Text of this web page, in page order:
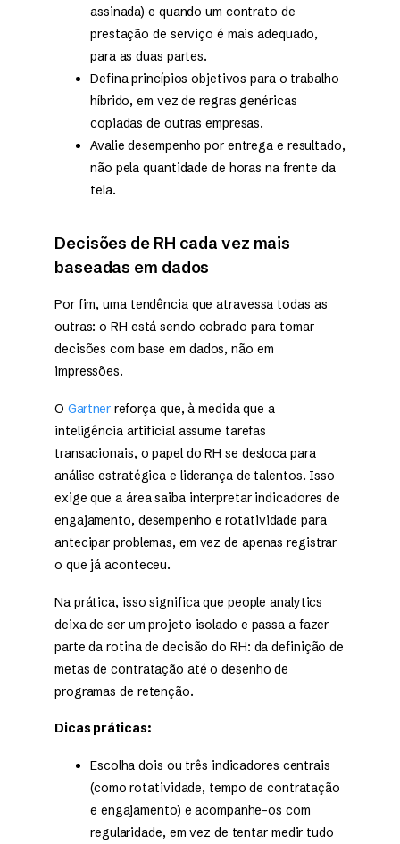
assinada) e quando um contrato de
prestação de serviço é mais adequado,
para as duas partes.
Defina princípios objetivos para o trabalho
híbrido, em vez de regras genéricas
copiadas de outras empresas.
Avalie desempenho por entrega e resultado,
não pela quantidade de horas na frente da
tela.
Decisões de RH cada vez mais
baseadas em dados
Por fim, uma tendência que atravessa todas as
outras: o RH está sendo cobrado para tomar
decisões com base em dados, não em
impressões.
O Gartnerreforça que, à medida que a
inteligência artificial assume tarefas
transacionais, o papel do RH se desloca para
análise estratégica e liderança de talentos. Isso
exige que a área saiba interpretar indicadores de
engajamento, desempenho e rotatividade para
antecipar problemas, em vez de apenas registrar
o que já aconteceu.
Na prática, isso significa que people analytics
deixa de ser um projeto isolado e passa a fazer
parte da rotina de decisão do RH: da definição de
metas de contratação até o desenho de
programas de retenção.
Dicas práticas:
Escolha dois ou três indicadores centrais
(como rotatividade, tempo de contratação
e engajamento) e acompanhe-os com
regularidade, em vez de tentar medir tudo